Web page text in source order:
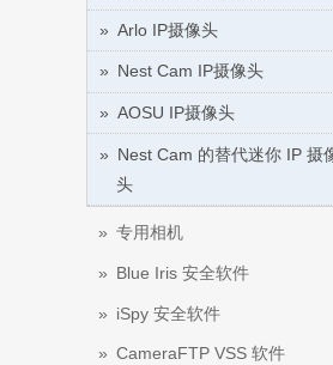
Arlo IP摄像头
Nest Cam IP摄像头
AOSU IP摄像头
Nest Cam 的替代迷你 IP 摄
头
专用相机
Blue Iris 安全软件
iSpy 安全软件
CameraFTP VSS 软件